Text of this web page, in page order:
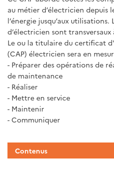
au métier d’électricien
l’énergie jusqu’aux
d’électricien sont transversaux
Le ou la titulaire du certificat
(CAP) électricien sera en
- Préparer des opérations de
de maintenance
- Réaliser
- Mettre en service
- Maintenir
- Communiquer
Contenus